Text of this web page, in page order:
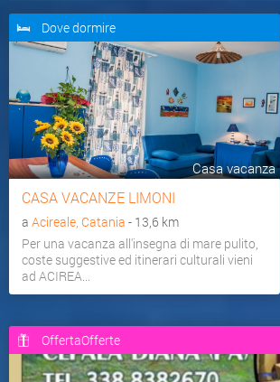
La grotta � abitata da
sporadici chirotteri (in prevalenza i
secondi la presenza di
alla vita di grotta.
piccola presenza vegetale, mentre
Dove dormire
Casa vacanza
CASA VACANZE LIMONI
a Acireale, Catania - 13,6 km
Per una vacanza all'insegna di mare pulito,
coste suggestive ed itinerari culturali vieni
ad ACIREA...
OffertaOfferte